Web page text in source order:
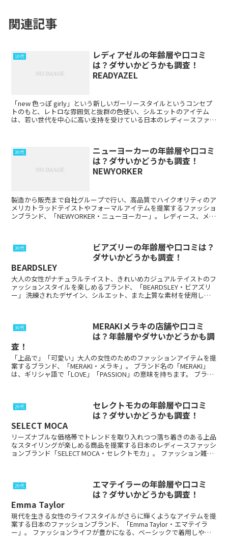
関連記事
10代
レディアゼルの年齢層や口コミ
は？ダサいかどうかも調査！
READYAZEL
「new 色っぽ girly」という新しいガーリースタイルというコンセプ
トのもと、レトロな雰囲気と抜群の色使い、シルエットのアイテム
は、若い世代を中心に高い支持を受けている日本のレディースファッ
30代
ニューヨーカーの年齢層や口コミ
は？ダサいかどうかも調査！
NEWYORKER
製造から販売まで自社グループで行い、高品質でハイクオリティのア
メリカトラッドテイストやフォーマルアイテムを提案するファッショ
ンブランド、「NEWYORKER・ニューヨーカー」。 レディース、メン
30代
ビアズリーの年齢層や口コミは？
ダサいかどうかも調査！
BEARDSLEY
大人の女性がナチュラルテイスト、きれいめカジュアルテイストのフ
ァッションスタイルを楽しめるブランド、「BEARDSLEY・ビアズリ
ー」 洗練されたデザイン、シルエット、また上質な素材を使用し、
30代
MERAKIメラキの店舗や口コミ
は？年齢層やダサいかどうかも調
査！
「上品で」「可愛い」大人の女性のためのファッションアイテムを提
案するブランド、「MERAKI・メラキ」。 ブランド名の「MERAKI」
は、ギリシャ語で「LOVE」「PASSION」の意味を持ちます。 ブラン
20代
セレクトモカの年齢層や口コミ
は？ダサいかどうかも調査！
SELECT MOCA
リーズナブルな価格帯でトレンドを取り入れつつ落ち着きのある上品
なスタイリングが楽しめる商品を提案する日本のレディースファッシ
ョンブランド「SELECT MOCA・セレクトモカ」。 ファッション雑
20代
エマテイラーの年齢層や口コミ
は？ダサいかどうかも調査！
Emma Taylor
現代を生きる女性のライフスタイルがさらに輝くようなアイテムを提
案する日本のファッションブランド、「Emma Taylor・エマテイラ
ー」。 ファッションライフが豊かになる、ベーシックで着用しやす